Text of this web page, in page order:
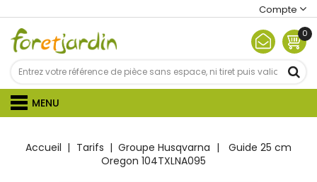
Compte
0
MENU
Accueil Tarifs Groupe Husqvarna
Guide 25 cm
Oregon 104TXLNA095